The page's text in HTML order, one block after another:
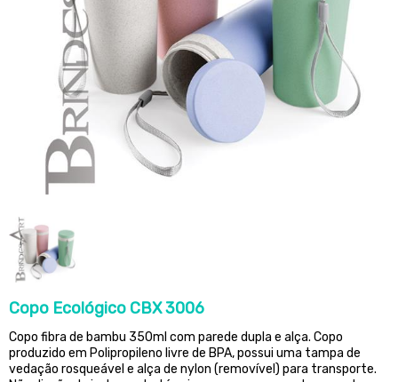
Copo Ecológico CBX 3006
Copo fibra de bambu 350ml com parede dupla e alça. Copo
produzido em Polipropileno livre de BPA, possui uma tampa de
vedação rosqueável e alça de nylon (removível) para transporte.